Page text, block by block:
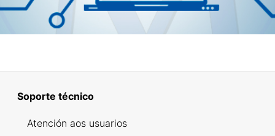
Soporte técnico
Atención aos usuarios